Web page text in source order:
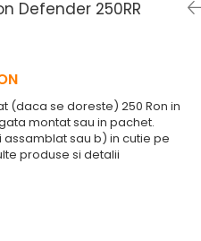
Defender 250RR
(daca se doreste) 250 Ron in
montat sau in pachet.
sau b) in cutie pe
produse si detalii